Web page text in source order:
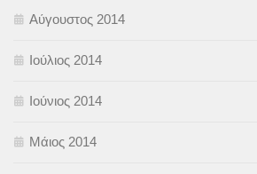
Αύγουστος 2014
Ιούλιος 2014
Ιούνιος 2014
Μάιος 2014